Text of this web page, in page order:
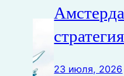
23 июля, 2026